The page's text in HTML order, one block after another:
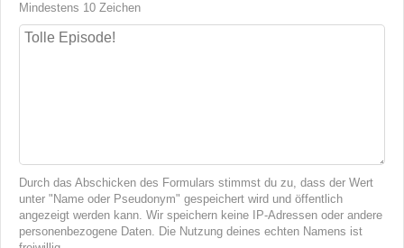
Mindestens 10 Zeichen
Durch das Abschicken des Formulars stimmst du zu, dass der Wert
unter "Name oder Pseudonym" gespeichert wird und öffentlich
angezeigt werden kann. Wir speichern keine IP-Adressen oder andere
personenbezogene Daten. Die Nutzung deines echten Namens ist